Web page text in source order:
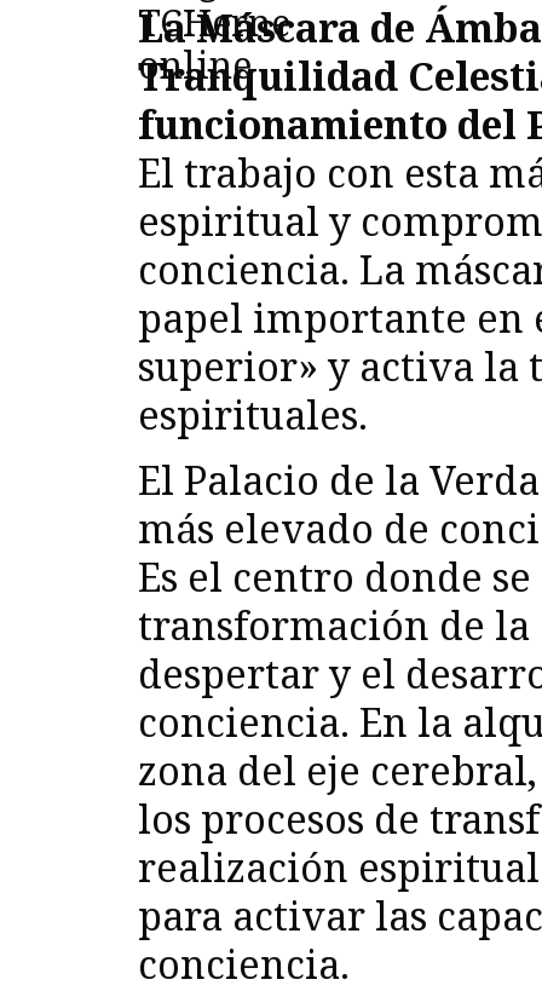
La Máscara de
Tranquilidad
funcionamiento del
El trabajo con esta
espiritual y
conciencia. La
papel importante en
superior» y activa la
espirituales.
El Palacio de la
más elevado de
Es el centro donde
transformación de
despertar y el
conciencia. En la
zona del eje
los procesos de
realización
para activar las
conciencia.